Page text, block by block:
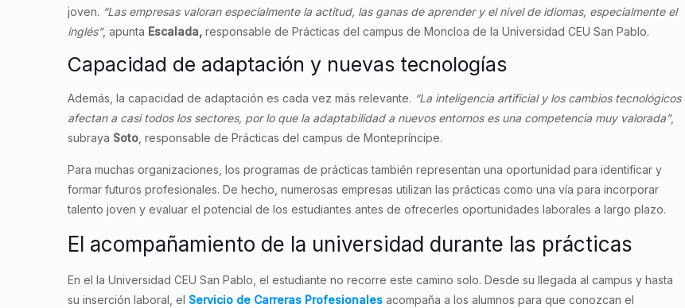
joven. “Las empresas valoran especialmente la actitud, las ganas de aprender y el nivel de idiomas, especialmente el
inglés”, apunta Escalada,responsable de Prácticas del campus de Moncloa de la Universidad CEU San Pablo.
Capacidad de adaptación y nuevas tecnologías
Además, la capacidad de adaptación es cada vez más relevante. “La inteligencia artificial y los cambios tecnológicos
afectan a casi todos los sectores, por lo que la adaptabilidad a nuevos entornos es una competencia muy valorada”,
subraya Soto , responsable de Prácticas del campus de Montepríncipe.
Para muchas organizaciones, los programas de prácticas también representan una oportunidad para identificar y
formar futuros profesionales. De hecho, numerosas empresas utilizan las prácticas como una vía para incorporar
talento joven y evaluar el potencial de los estudiantes antes de ofrecerles oportunidades laborales a largo plazo.
El acompañamiento de la universidad durante las prácticas
En el la Universidad CEU San Pablo, el estudiante no recorre este camino solo. Desde su llegada al campus y hasta
su inserción laboral, el Servicio de Carreras Profesionales acompaña a los alumnos para que conozcan el